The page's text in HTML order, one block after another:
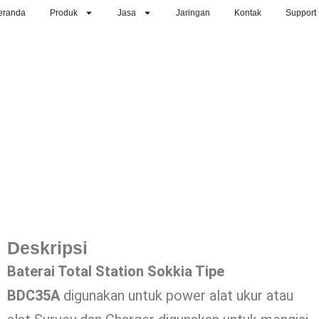
Produk Jasa Jaringan Kontak Support
Deskripsi
Baterai Total Station Sokkia Tipe
BDC35Adigunakan untuk power alat ukur atau